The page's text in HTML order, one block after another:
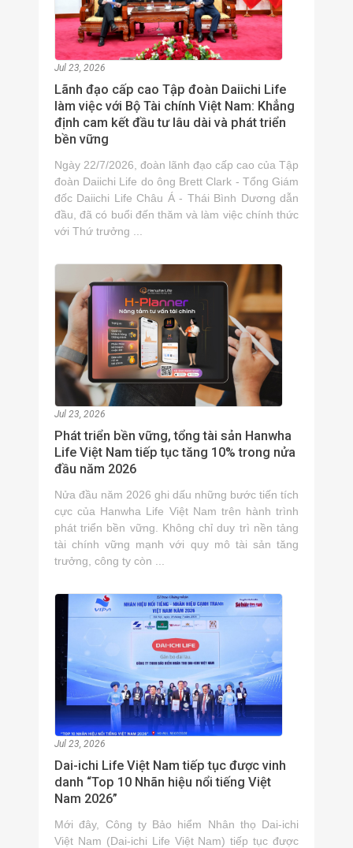
Jul 23, 2026
Lãnh đạo cấp cao Tập đoàn Daiichi Life
làm việc với Bộ Tài chính Việt Nam: Khẳng
định cam kết đầu tư lâu dài và phát triển
bền vững
Ngày 22/7/2026, đoàn lãnh đạo cấp cao của Tập
đoàn Daiichi Life do ông Brett Clark - Tổng Giám
đốc Daiichi Life Châu Á - Thái Bình Dương dẫn
đầu, đã có buổi đến thăm và làm việc chính thức
với Thứ trưởng ...
Jul 23, 2026
Phát triển bền vững, tổng tài sản Hanwha
Life Việt Nam tiếp tục tăng 10% trong nửa
đầu năm 2026
Nửa đầu năm 2026 ghi dấu những bước tiến tích
cực của Hanwha Life Việt Nam trên hành trình
phát triển bền vững. Không chỉ duy trì nền tảng
tài chính vững mạnh với quy mô tài sản tăng
trưởng, công ty còn ...
Jul 23, 2026
Dai-ichi Life Việt Nam tiếp tục được vinh
danh “Top 10 Nhãn hiệu nổi tiếng Việt
Nam 2026”
Mới đây, Công ty Bảo hiểm Nhân thọ Dai-ichi
Việt Nam (Dai-ichi Life Việt Nam) tiếp tục được